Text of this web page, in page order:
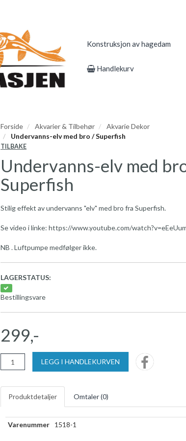
Konstruksjon av hagedam
Handlekurv
Forside Akvarier & Tilbehør
Akvarie Dekor
Undervanns-elv med bro / Superfish
TILBAKE
Undervanns-elv med
Superfish
Stilig effekt av undervanns "elv" med bro fra Superfish.
Se video i linke: https://www.youtube.com/
NB . Luftpumpe medfølger ikke.
LAGERSTATUS:
Bestillingsvare
299,-
LEGG I HANDLEKURVEN
Produktdetaljer Omtaler (0)
Varenummer 1518-1